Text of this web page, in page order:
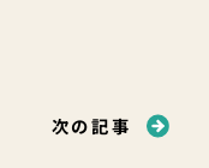
次の記事